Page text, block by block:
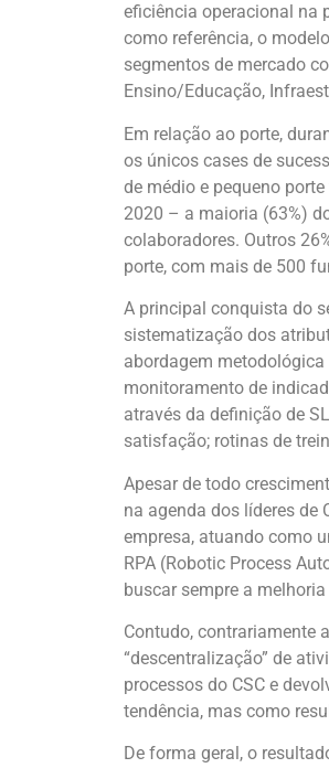
eficiência operacional na
como referência, o
segmentos de mercado
Ensino/Educação,
Em relação ao porte,
os únicos cases de
de médio e pequeno
2020 – a maioria (63%)
colaboradores. Outros
porte, com mais de 500
A principal conquista do
sistematização dos
abordagem
monitoramento de
através da definição de
satisfação; rotinas de
Apesar de todo
na agenda dos líderes de
empresa, atuando como
RPA (Robotic Process
buscar sempre a
Contudo, contrariamente
“descentralização” de
processos do CSC e
tendência, mas como
De forma geral, o